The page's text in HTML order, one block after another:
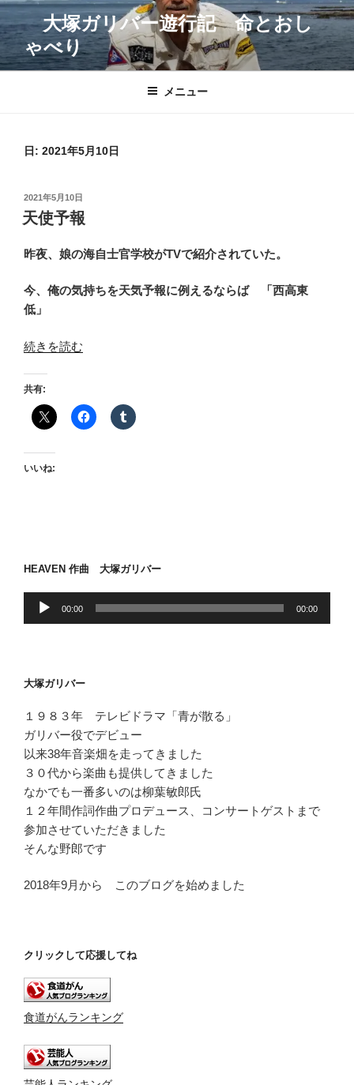
コ
ン
テ
ン
大塚ガリバー遊行記 命とおし
ゃべり
メニュー
日: 2021年5月10日
投
稿
日:
2021年5月10日
天使予報
昨夜、娘の海自士官学校がTVで紹介されていた。
今、俺の気持ちを天気予報に例えるならば 「西高東
低」
“天
予
報”
の
続きを読む
共有:
いいね:
HEAVEN 作曲 大塚ガリバー
ー
ー
00:00 00:00
大塚ガリバー
１９８３年 テレビドラマ「青が散る」
ガリバー役でデビュー
以来38年音楽畑を走ってきました
３０代から楽曲も提供してきました
なかでも一番多いのは柳葉敏郎氏
１２年間作詞作曲プロデュース、コンサートゲストまで
参加させていただきました
そんな野郎です
2018年9月から このブログを始めました
クリックして応援してね
食道がんランキング